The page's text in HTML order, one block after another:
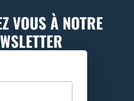
VOUS À NOTRE